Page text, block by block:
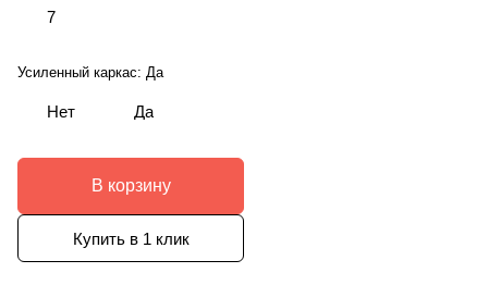
7
Усиленный каркас: Да
Нет Да
В корзину
Купить в 1 клик